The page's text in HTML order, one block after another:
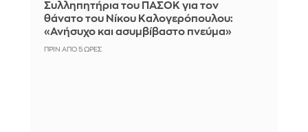
Συλληπητήρια του ΠΑΣΟΚ για τον
θάνατο του Νίκου Καλογερόπουλου:
«Ανήσυχο και ασυμβίβαστο πνεύμα»
ΠΡΙΝ ΑΠΌ 5 ΏΡΕΣ